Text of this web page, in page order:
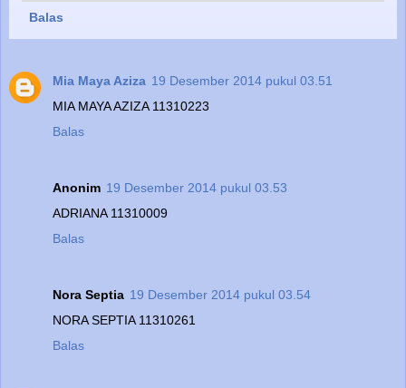
Balas
Mia Maya Aziza 19 Desember 2014 pukul 03.51
MIA MAYA AZIZA 11310223
Balas
Anonim 19 Desember 2014 pukul 03.53
ADRIANA 11310009
Balas
Nora Septia 19 Desember 2014 pukul 03.54
NORA SEPTIA 11310261
Balas